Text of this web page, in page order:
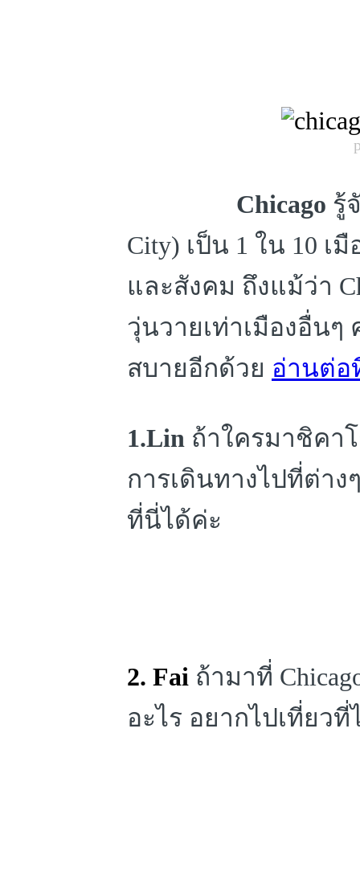
Chicago รู้
City) เป็น 1 ใน 10
และสังคม ถึงแม้ว่า
วุ่นวายเท่าเมืองอื่น
สบายอีกด้วย อ่านต่อ
1.Lin ถ้าใครมาชิคา
การเดินทางไปที่ต่า
ที่นี่ได้ค่ะ
2. Fai ถ้ามาที่
อะไร อยากไปเที่ยว